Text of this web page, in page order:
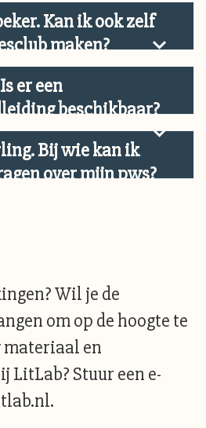
Kan ik ook zelf
maken?
er een
beschikbaar?
Bij wie kan ik
over mijn pws?
Wil je de
om op de hoogte te
en
Stuur een e-